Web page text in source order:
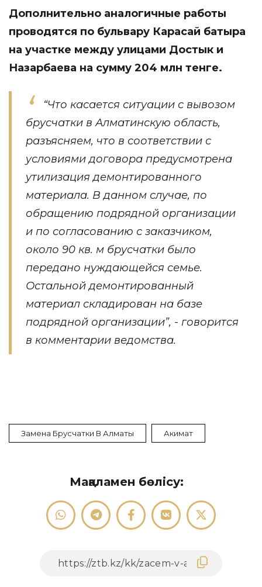
Дополнительно аналогичные работы
проводятся по бульвару Карасай батыра
на участке между улицами Достык и
Назарбаева на сумму 204 млн тенге.
“Что касается ситуации с вывозом
брусчатки в Алматинскую область,
разъясняем, что в соответствии с
условиями договора предусмотрена
утилизация демонтированного
материала. В данном случае, по
обращению подрядной организации
и по согласованию с заказчиком,
около 90 кв. м брусчатки было
передано нуждающейся семье.
Остальной демонтированный
материал складирован на базе
подрядной организации”, - говорится
в комментарии ведомства.
Замена Брусчатки В Алматы Акимат
Мақаламен бөлісу: